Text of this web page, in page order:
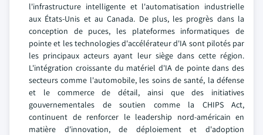
l'infrastructure intelligente et l'automatisation industrielle
aux États-Unis et au Canada. De plus, les progrès dans la
conception de puces, les plateformes informatiques de
pointe et les technologies d'accélérateur d'IA sont pilotés par
les principaux acteurs ayant leur siège dans cette région.
L'intégration croissante du matériel d'IA de pointe dans des
secteurs comme l'automobile, les soins de santé, la défense
et le commerce de détail, ainsi que des initiatives
gouvernementales de soutien comme la CHIPS Act,
continuent de renforcer le leadership nord-américain en
matière d'innovation, de déploiement et d'adoption